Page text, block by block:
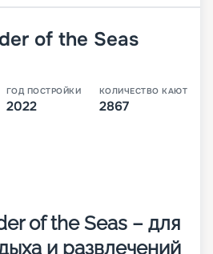
of the Seas
ГОД ПОСТРОЙКИ
2022
КОЛИЧЕСТВО КАЮТ
2867
of the Seas – для
и развлечений